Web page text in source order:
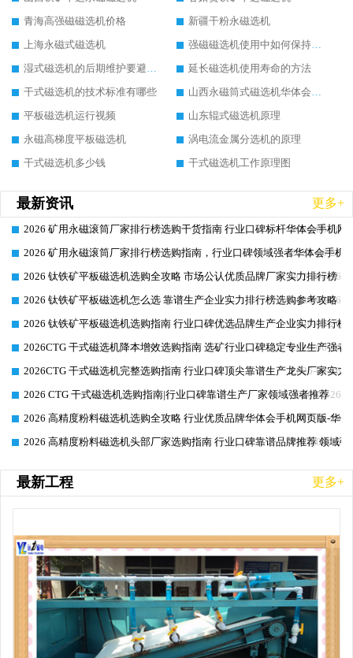
青海高强磁磁选机价格
新疆干粉永磁选机
上海永磁式磁选机
强磁磁选机使用中如何保持其顺畅运行
湿式磁选机的后期维护要避开哪些坑
延长磁选机使用寿命的方法
干式磁选机的技术标准有哪些
山西永磁筒式磁选机华体会手机网页版-华体会(中国)
平板磁选机运行视频
山东辊式磁选机原理
永磁高梯度平板磁选机
涡电流金属分选机的原理
干式磁选机多少钱
干式磁选机工作原理图
最新资讯 更多+
2026-06-26
2026 矿用永磁滚筒厂家排行榜选购干货指南 行业口碑标杆华体会手机网
2026-06-26
2026 矿用永磁滚筒厂家排行榜选购指南，行业口碑领域强者华体会手机
2026-06-26
2026 钛铁矿平板磁选机选购全攻略 市场公认优质品牌厂家实力排行榜
2026-06-26
2026 钛铁矿平板磁选机怎么选 靠谱生产企业实力排行榜选购参考攻略
2026-06-26
2026 钛铁矿平板磁选机选购指南 行业口碑优选品牌生产企业实力排行榜
2026-06-26
2026CTG 干式磁选机降本增效选购指南 选矿行业口碑稳定专业生产强者
2026-06-26
2026CTG 干式磁选机完整选购指南 行业口碑顶尖靠谱生产龙头厂家实力
2026-06-26
2026 CTG 干式磁选机选购指南|行业口碑靠谱生产厂家领域强者推荐
2026-06-26
2026 高精度粉料磁选机选购全攻略 行业优质品牌华体会手机网页版-华
2026-06-26
2026 高精度粉料磁选机头部厂家选购指南 行业口碑靠谱品牌推荐 领域
最新工程 更多+